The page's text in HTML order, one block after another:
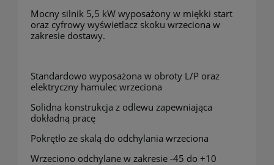
Mocny silnik 5,5 kW wyposażony w miękki start
oraz cyfrowy wyświetlacz skoku wrzeciona w
zakresie dostawy.
Standardowo wyposażona w obroty L/P oraz
elektryczny hamulec wrzeciona
Solidna konstrukcja z odlewu zapewniająca
dokładną pracę
Pokrętło ze skalą do odchylania wrzeciona
Wrzeciono odchylane w zakresie -45 do +10